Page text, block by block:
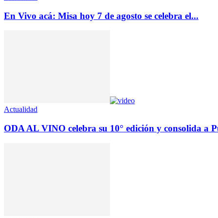
En Vivo acá: Misa hoy 7 de agosto se celebra el...
Actualidad
ODA AL VINO celebra su 10° edición y consolida a